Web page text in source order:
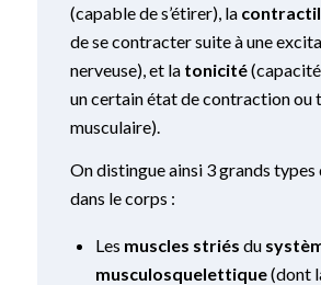
(capable de s’étirer), la
de se contracter suite à une
nerveuse), et la tonicité
un certain état de contraction ou
musculaire).
On distingue ainsi 3 grands types
dans le corps :
Les muscles striés du
musculosquelettique(dont